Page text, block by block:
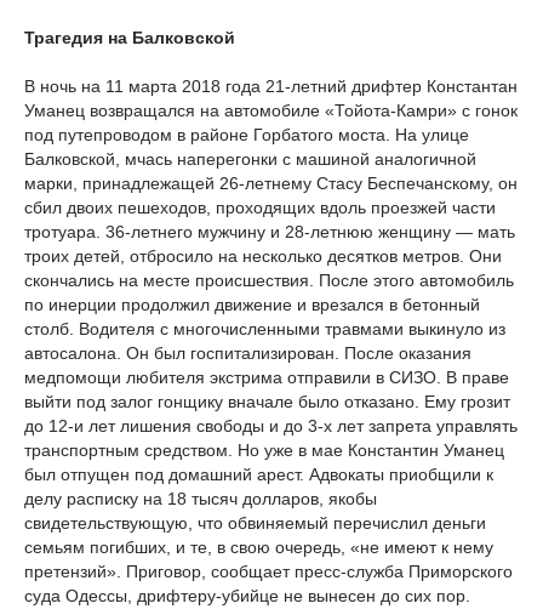
Трагедия на Балковской
В ночь на 11 марта 2018 года 21-летний дрифтер Константан
Уманец возвращался на автомобиле «Тойота-Камри» с гонок
под путепроводом в районе Горбатого моста. На улице
Балковской, мчась наперегонки с машиной аналогичной
марки, принадлежащей 26-летнему Стасу Беспечанскому, он
сбил двоих пешеходов, проходящих вдоль проезжей части
тротуара. 36-летнего мужчину и 28-летнюю женщину — мать
троих детей, отбросило на несколько десятков метров. Они
скончались на месте происшествия. После этого автомобиль
по инерции продолжил движение и врезался в бетонный
столб. Водителя с многочисленными травмами выкинуло из
автосалона. Он был госпитализирован. После оказания
медпомощи любителя экстрима отправили в СИЗО. В праве
выйти под залог гонщику вначале было отказано. Ему грозит
до 12-и лет лишения свободы и до 3-х лет запрета управлять
транспортным средством. Но уже в мае Константин Уманец
был отпущен под домашний арест. Адвокаты приобщили к
делу расписку на 18 тысяч долларов, якобы
свидетельствующую, что обвиняемый перечислил деньги
семьям погибших, и те, в свою очередь, «не имеют к нему
претензий». Приговор, сообщает пресс-служба Приморского
суда Одессы, дрифтеру-убийце не вынесен до сих пор.